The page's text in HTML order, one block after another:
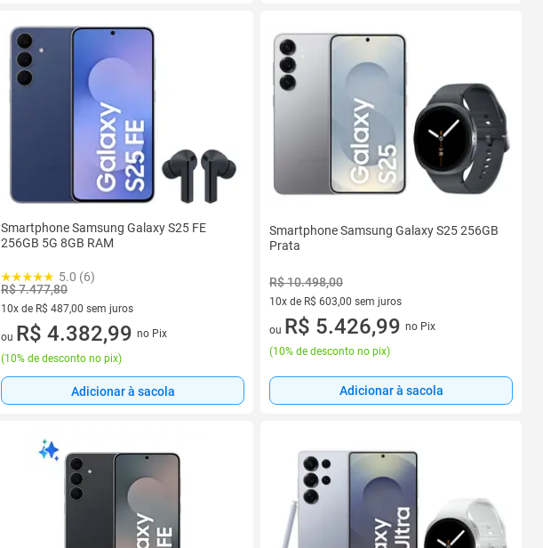
Smartphone Samsung Galaxy S25 FE
256GB 5G 8GB RAM
5.0 (6)
R$ 7.477,80
10x de R$ 487,00 sem juros
10 vez de R$ 487,00 sem juros
ou R$ 4.382,99 no Pix
(10% de desconto no pix)
Adicionar à sacola
Smartphone Samsung Galaxy S25 256GB
Prata
R$ 10.498,00
10x de R$ 603,00 sem juros
10 vez de R$ 603,00 sem juros
ou R$ 5.426,99 no Pix
(10% de desconto no pix)
Adicionar à sacola